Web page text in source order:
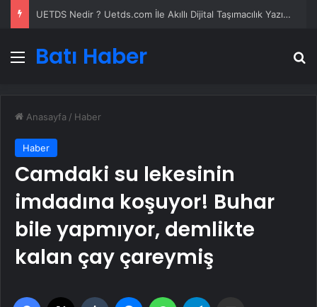
UETDS Nedir ? Uetds.com İle Akıllı Dijital Taşımacılık Yazılımı
Menü
Batı Haber
Anasayfa / Haber
Haber
Camdaki su lekesinin
imdadına koşuyor! Buhar
bile yapmıyor, demlikte
kalan çay çareymiş
Facebook Tumblr MessengerWhatsApp